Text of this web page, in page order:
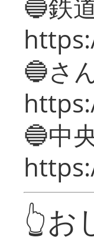
🔵鉄
🔵さ
🔵中
👆